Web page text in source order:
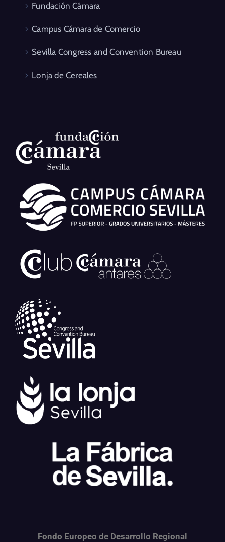
Fundación Cámara
Campus Cámara de Comercio
Sevilla Congress and Convention Bureau
Lonja de Cereales
Fondo Europeo de Desarrollo Regional